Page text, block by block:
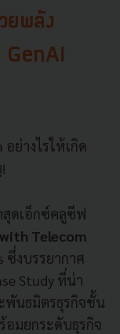
ยพลัง
GenAI
ย่างไรให้เกิด
สุดเอ็กซ์คลูซีฟ
Telecom
ซึ่งบรรยากาศ
Study ที่น่า
พันธมิตรธุรกิจชั้น
อมยกระดับธุรกิจ